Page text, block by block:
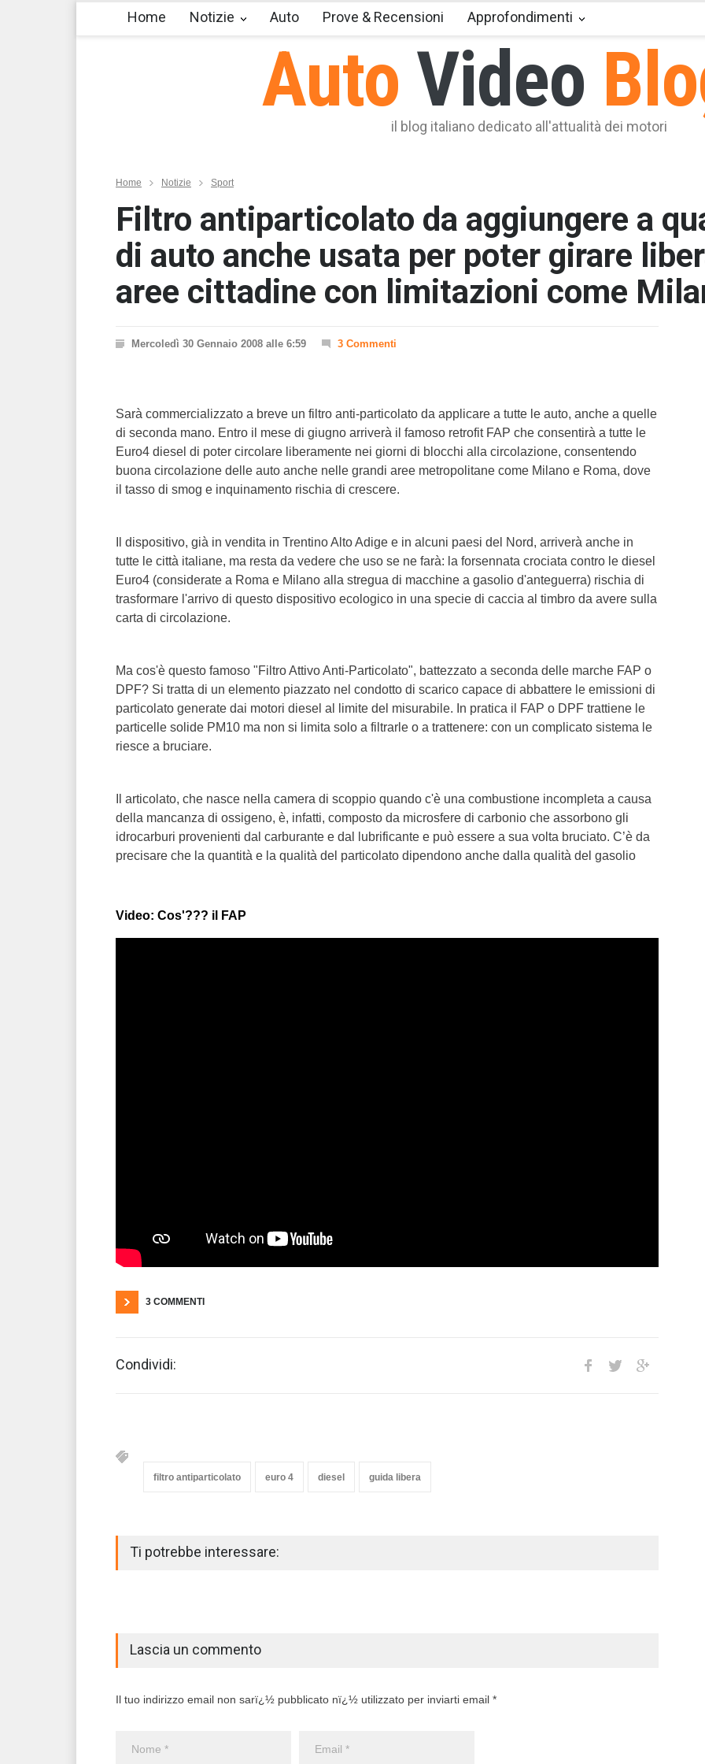
Auto Video
il blog italiano dedicato all'attualità dei motori
Home Notizie Auto Prove & Recensioni Approfondimenti
Home Notizie Sport
Filtro antiparticolato da aggiungere a
di auto anche usata per poter girare
aree cittadine con limitazioni come
Mercoledì 30 Gennaio 2008 alle 6:59 3 Commenti
Sarà commercializzato a breve un filtro anti-particolato da applicare a tutte le auto, anche a quelle
di seconda mano. Entro il mese di giugno arriverà il famoso retrofit FAP che consentirà a tutte le
Euro4 diesel di poter circolare liberamente nei giorni di blocchi alla circolazione, consentendo
buona circolazione delle auto anche nelle grandi aree metropolitane come Milano e Roma, dove
il tasso di smog e inquinamento rischia di crescere.
Il dispositivo, già in vendita in Trentino Alto Adige e in alcuni paesi del Nord, arriverà anche in
tutte le città italiane, ma resta da vedere che uso se ne farà: la forsennata crociata contro le diesel
Euro4 (considerate a Roma e Milano alla stregua di macchine a gasolio d'anteguerra) rischia di
trasformare l'arrivo di questo dispositivo ecologico in una specie di caccia al timbro da avere sulla
carta di circolazione.
Ma cos'è questo famoso "Filtro Attivo Anti-Particolato", battezzato a seconda delle marche FAP o
DPF? Si tratta di un elemento piazzato nel condotto di scarico capace di abbattere le emissioni di
particolato generate dai motori diesel al limite del misurabile. In pratica il FAP o DPF trattiene le
particelle solide PM10 ma non si limita solo a filtrarle o a trattenere: con un complicato sistema le
riesce a bruciare.
Il articolato, che nasce nella camera di scoppio quando c'è una combustione incompleta a causa
della mancanza di ossigeno, è, infatti, composto da microsfere di carbonio che assorbono gli
idrocarburi provenienti dal carburante e dal lubrificante e può essere a sua volta bruciato. C’è da
precisare che la quantità e la qualità del particolato dipendono anche dalla qualità del gasolio
Video: Cos'??? il FAP
3 COMMENTI
Condividi:
filtro antiparticolato euro 4 diesel guida libera
Ti potrebbe interessare:
Lascia un commento
Il tuo indirizzo email non sarï¿½ pubblicato nï¿½ utilizzato per inviarti email *